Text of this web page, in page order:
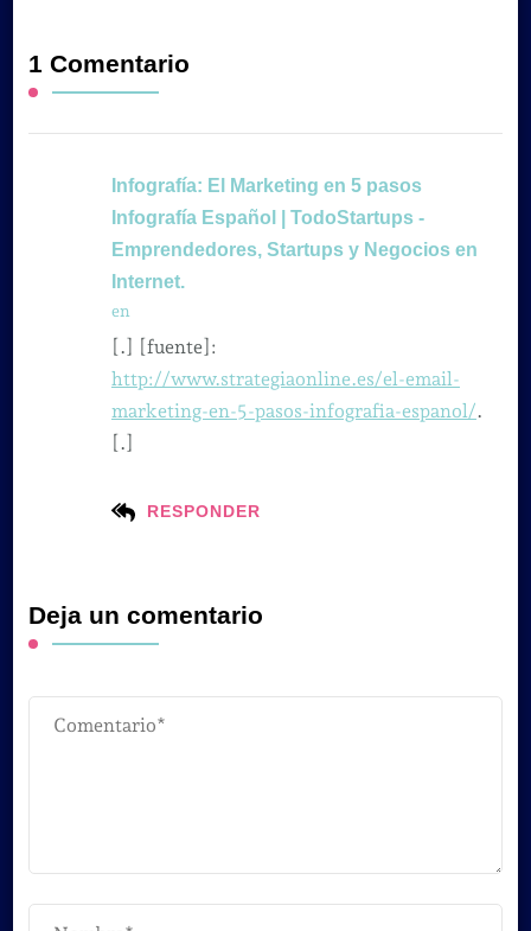
1 Comentario
Infografía: El Marketing en 5 pasos
Infografía Español | TodoStartups -
Emprendedores, Startups y Negocios en
Internet.
en
RESPONDER
[.] [fuente]:
http://www.strategiaonline.es/el-email-
marketing-en-5-pasos-infografia-espanol/.
[.]
Deja un comentario